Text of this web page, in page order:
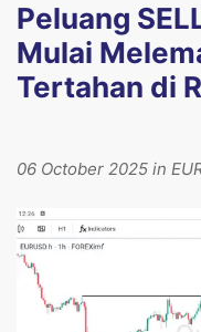
Peluang
Mulai
Tertahan di
06 October 2025 in